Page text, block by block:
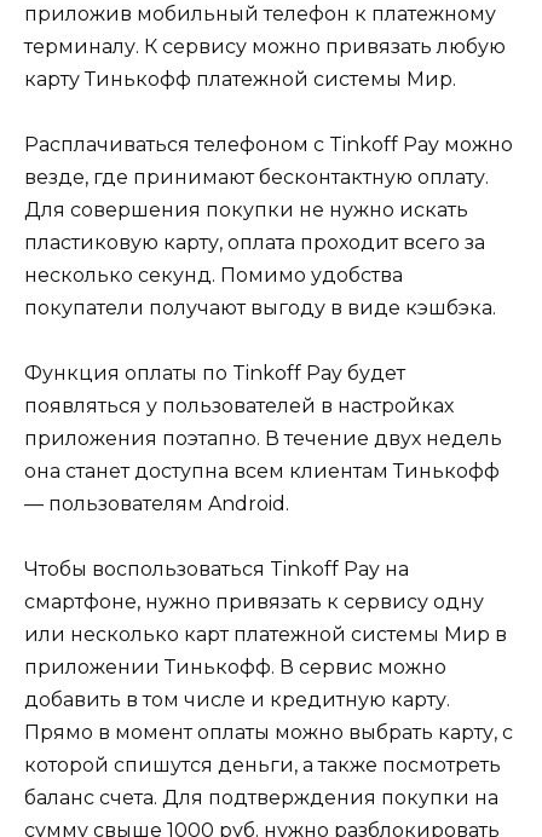
приложив мобильный телефон к платежному
терминалу. К сервису можно привязать любую
карту Тинькофф платежной системы Мир.
Расплачиваться телефоном с Tinkoff Pay можно
везде, где принимают бесконтактную оплату.
Для совершения покупки не нужно искать
пластиковую карту, оплата проходит всего за
несколько секунд. Помимо удобства
покупатели получают выгоду в виде кэшбэка.
Функция оплаты по Tinkoff Pay будет
появляться у пользователей в настройках
приложения поэтапно. В течение двух недель
она станет доступна всем клиентам Тинькофф
— пользователям Android.
Чтобы воспользоваться Tinkoff Pay на
смартфоне, нужно привязать к сервису одну
или несколько карт платежной системы Мир в
приложении Тинькофф. В сервис можно
добавить в том числе и кредитную карту.
Прямо в момент оплаты можно выбрать карту, с
которой спишутся деньги, а также посмотреть
баланс счета. Для подтверждения покупки на
сумму свыше 1000 руб. нужно разблокировать